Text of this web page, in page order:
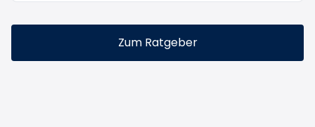
Zum Ratgeber